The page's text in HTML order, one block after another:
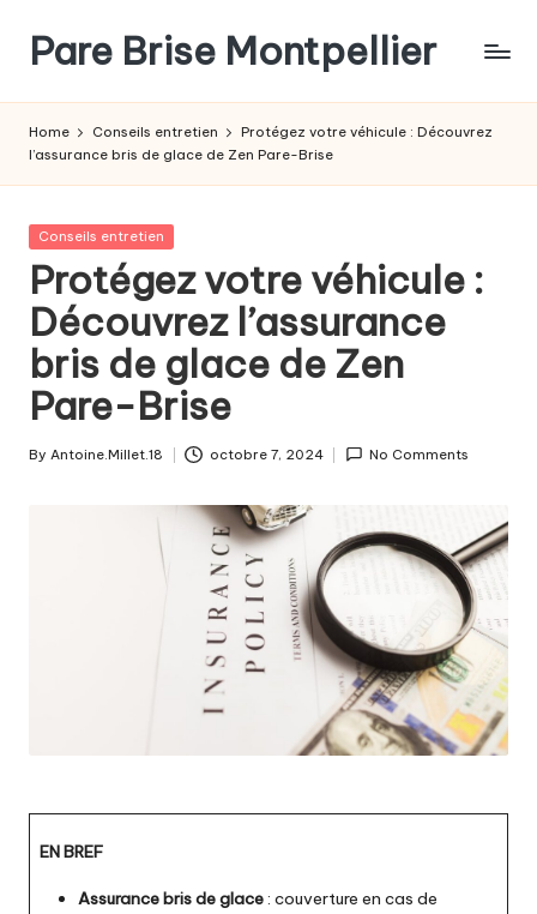
content
Pare Brise Montpellier
Home Conseils entretien
Protégez votre véhicule : Découvrez
l’assurance bris de glace de Zen Pare-Brise
Posted
Conseils entretien
Protégez votre véhicule :
Découvrez l’assurance
bris de glace de Zen
Pare-Brise
Posted
By Antoine.Millet.18 octobre 7, 2024 No Comments
EN BREF
Assurance bris de glace: couverture en cas de